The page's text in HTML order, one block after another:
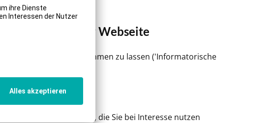
Nutzung unserer Webseite
Informationen zukommen zu lassen ('Informatorische
Leistungen an, die Sie bei Interesse nutzen